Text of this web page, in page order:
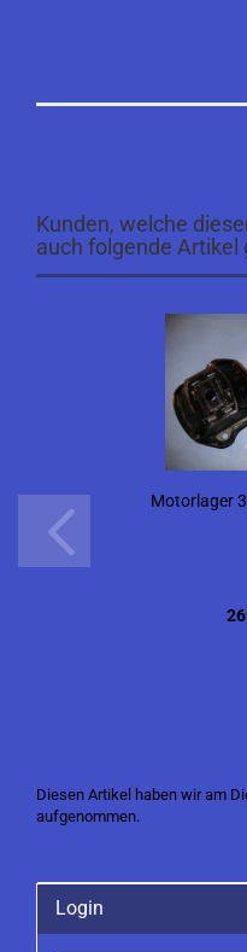
Kunden, welche
auch folgende Artikel
Motorlager
Diesen Artikel haben wir am
aufgenommen.
Login